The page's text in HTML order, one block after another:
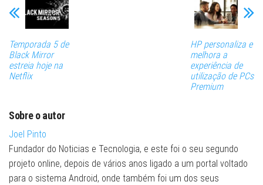
Temporada 5 de
Black Mirror
estreia hoje na
Netflix
HP personaliza e
melhora a
experiência de
utilização de PCs
Premium
Sobre o autor
Joel Pinto
Fundador do Noticias e Tecnologia, e este foi o seu segundo
projeto online, depois de vários anos ligado a um portal voltado
para o sistema Android, onde também foi um dos seus